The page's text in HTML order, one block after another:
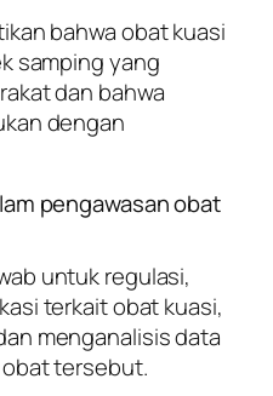
bahwa obat kuasi
samping yang
dan bahwa
dengan
pengawasan obat
untuk regulasi,
terkait obat kuasi,
menganalisis data
tersebut.